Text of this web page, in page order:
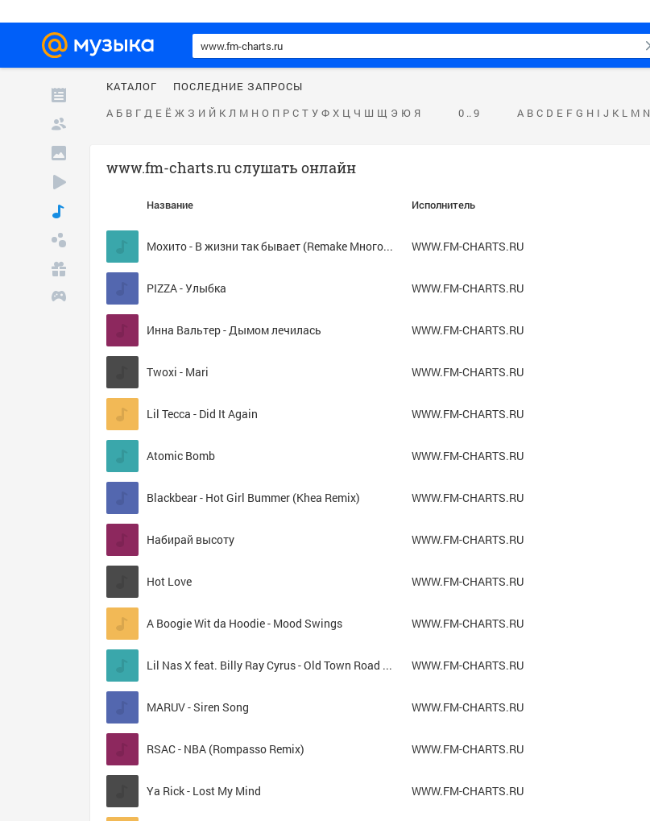
КАТАЛОГ
ПОСЛЕДНИЕ ЗАПРОСЫ
А Б В Г Д Е Ё Ж З И Й К Л М Н О П Р С Т У Ф Х Ц Ч Ш Щ Э Ю Я 0 .. 9 A B C D E F G H I J K L M N
www.fm-charts.ru слушать онлайн
Название Исполнитель
Мохито - В жизни так бывает (Remake Многоточие) WWW.FM-CHARTS.RU
PIZZA - Улыбка WWW.FM-CHARTS.RU
Инна Вальтер - Дымом лечилась WWW.FM-CHARTS.RU
Twoxi - Mari WWW.FM-CHARTS.RU
Lil Tecca - Did It Again WWW.FM-CHARTS.RU
Atomic Bomb WWW.FM-CHARTS.RU
Blackbear - Hot Girl Bummer (Khea Remix) WWW.FM-CHARTS.RU
Набирай высоту WWW.FM-CHARTS.RU
Hot Love WWW.FM-CHARTS.RU
A Boogie Wit da Hoodie - Mood Swings WWW.FM-CHARTS.RU
Lil Nas X feat. Billy Ray Cyrus - Old Town Road (Remix) WWW.FM-CHARTS.RU
MARUV - Siren Song WWW.FM-CHARTS.RU
RSAC - NBA (Rompasso Remix) WWW.FM-CHARTS.RU
Ya Rick - Lost My Mind WWW.FM-CHARTS.RU